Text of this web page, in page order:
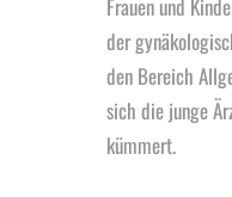
Frauen und
der
den Bereich
sich die junge
kümmert.